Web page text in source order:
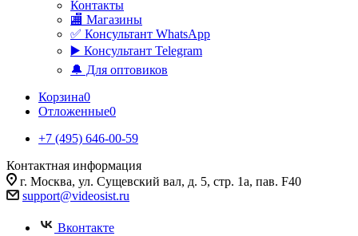
Контакты
🏬 Магазины
✅️ Консультант WhatsApp
▶️ Консультант Telegram
🔔 Для оптовиков
Корзина0
Отложенные0
+7 (495) 646-00-59
Контактная информация
г. Москва, ул. Сущевский вал, д. 5, стр. 1а, пав. F40
support@videosist.ru
Вконтакте